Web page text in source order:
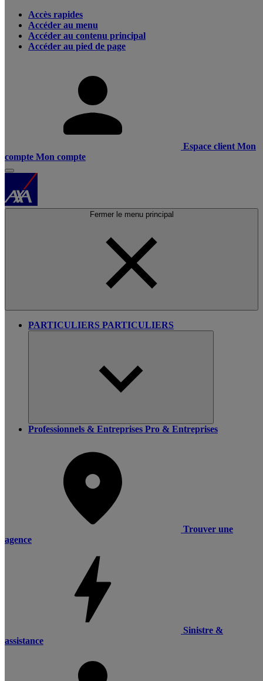
Accès rapides
Accéder au menu
Accéder au contenu principal
Accéder au pied de page
Espace client Mon
compte Mon compte
Fermer le menu principal
PARTICULIERS PARTICULIERS
Professionnels & Entreprises Pro & Entreprises
Trouver une
agence
Sinistre &
assistance